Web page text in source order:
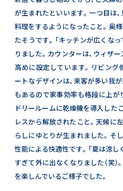
が生まれたといいます。 一つ目は
料理をするようになったこと。奥
たそうです。 「キッチンが広くな
りました。 カウンターは、ウィザ
高めに設定しています。 リビング
ートなデザインは、来客が多い我
もあるので家事効率も格段に上が
ドリールームに乾燥機を導入した
レスから解放されたこと。天候に
らしにゆとりが生まれました。 そ
性能による快適性です。 「夏は涼し
すぎて外に出なくなりました（笑）。
を楽しんでいるご様子でした。